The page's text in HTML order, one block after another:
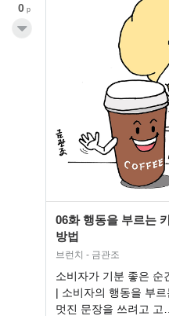
06화 행동을 부르는
방법
브런치 - 금관조
소비자가 기분 좋은 순
| 소비자의 행동을 부르는 실
멋진 문장을 쓰려고 고…
0 p